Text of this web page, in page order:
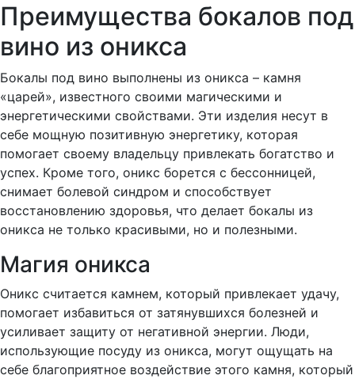
Преимущества бокалов под
вино из оникса
Бокалы под вино выполнены из оникса – камня
«царей», известного своими магическими и
энергетическими свойствами. Эти изделия несут в
себе мощную позитивную энергетику, которая
помогает своему владельцу привлекать богатство и
успех. Кроме того, оникс борется с бессонницей,
снимает болевой синдром и способствует
восстановлению здоровья, что делает бокалы из
оникса не только красивыми, но и полезными.
Магия оникса
Оникс считается камнем, который привлекает удачу,
помогает избавиться от затянувшихся болезней и
усиливает защиту от негативной энергии. Люди,
использующие посуду из оникса, могут ощущать на
себе благоприятное воздействие этого камня, который